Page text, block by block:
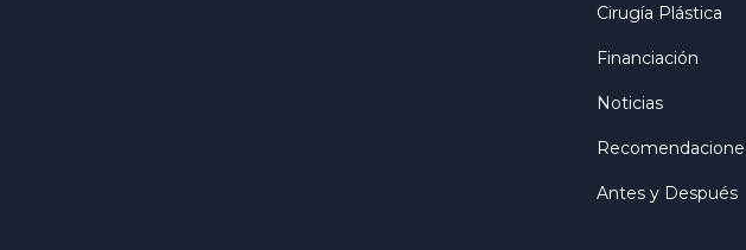
Cirugía Plástica
Financiación
Noticias
Antes y Después